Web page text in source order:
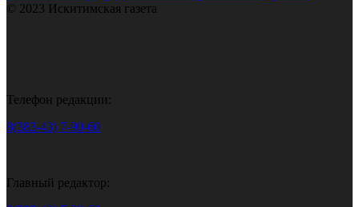
© 2023 Искитимская газета
Телефон редакции:
8(383-43) 7-90-60
Главный редактор: